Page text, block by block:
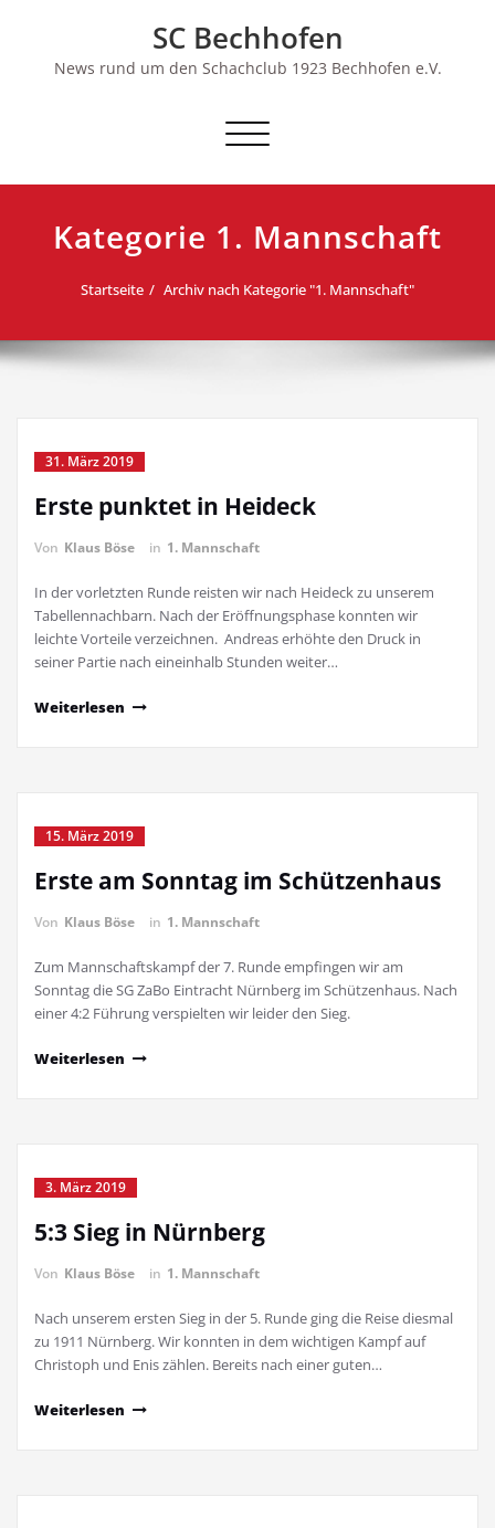
SC Bechhofen
News rund um den Schachclub 1923 Bechhofen e.V.
Schalte
Kategorie 1. Mannschaft
Startseite Archiv nach Kategorie "1. Mannschaft"
31. März 2019
Erste punktet in Heideck
Von Klaus Böse in 1. Mannschaft
In der vorletzten Runde reisten wir nach Heideck zu unserem
Tabellennachbarn. Nach der Eröffnungsphase konnten wir
leichte Vorteile verzeichnen. Andreas erhöhte den Druck in
seiner Partie nach eineinhalb Stunden weiter…
Weiterlesen
15. März 2019
Erste am Sonntag im Schützenhaus
Von Klaus Böse in 1. Mannschaft
Zum Mannschaftskampf der 7. Runde empfingen wir am
Sonntag die SG ZaBo Eintracht Nürnberg im Schützenhaus. Nach
einer 4:2 Führung verspielten wir leider den Sieg.
Weiterlesen
3. März 2019
5:3 Sieg in Nürnberg
Von Klaus Böse in 1. Mannschaft
Nach unserem ersten Sieg in der 5. Runde ging die Reise diesmal
zu 1911 Nürnberg. Wir konnten in dem wichtigen Kampf auf
Christoph und Enis zählen. Bereits nach einer guten…
Weiterlesen